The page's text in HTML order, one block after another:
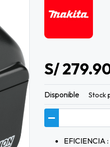
S/
Disponible Stock
EFICIENCIA